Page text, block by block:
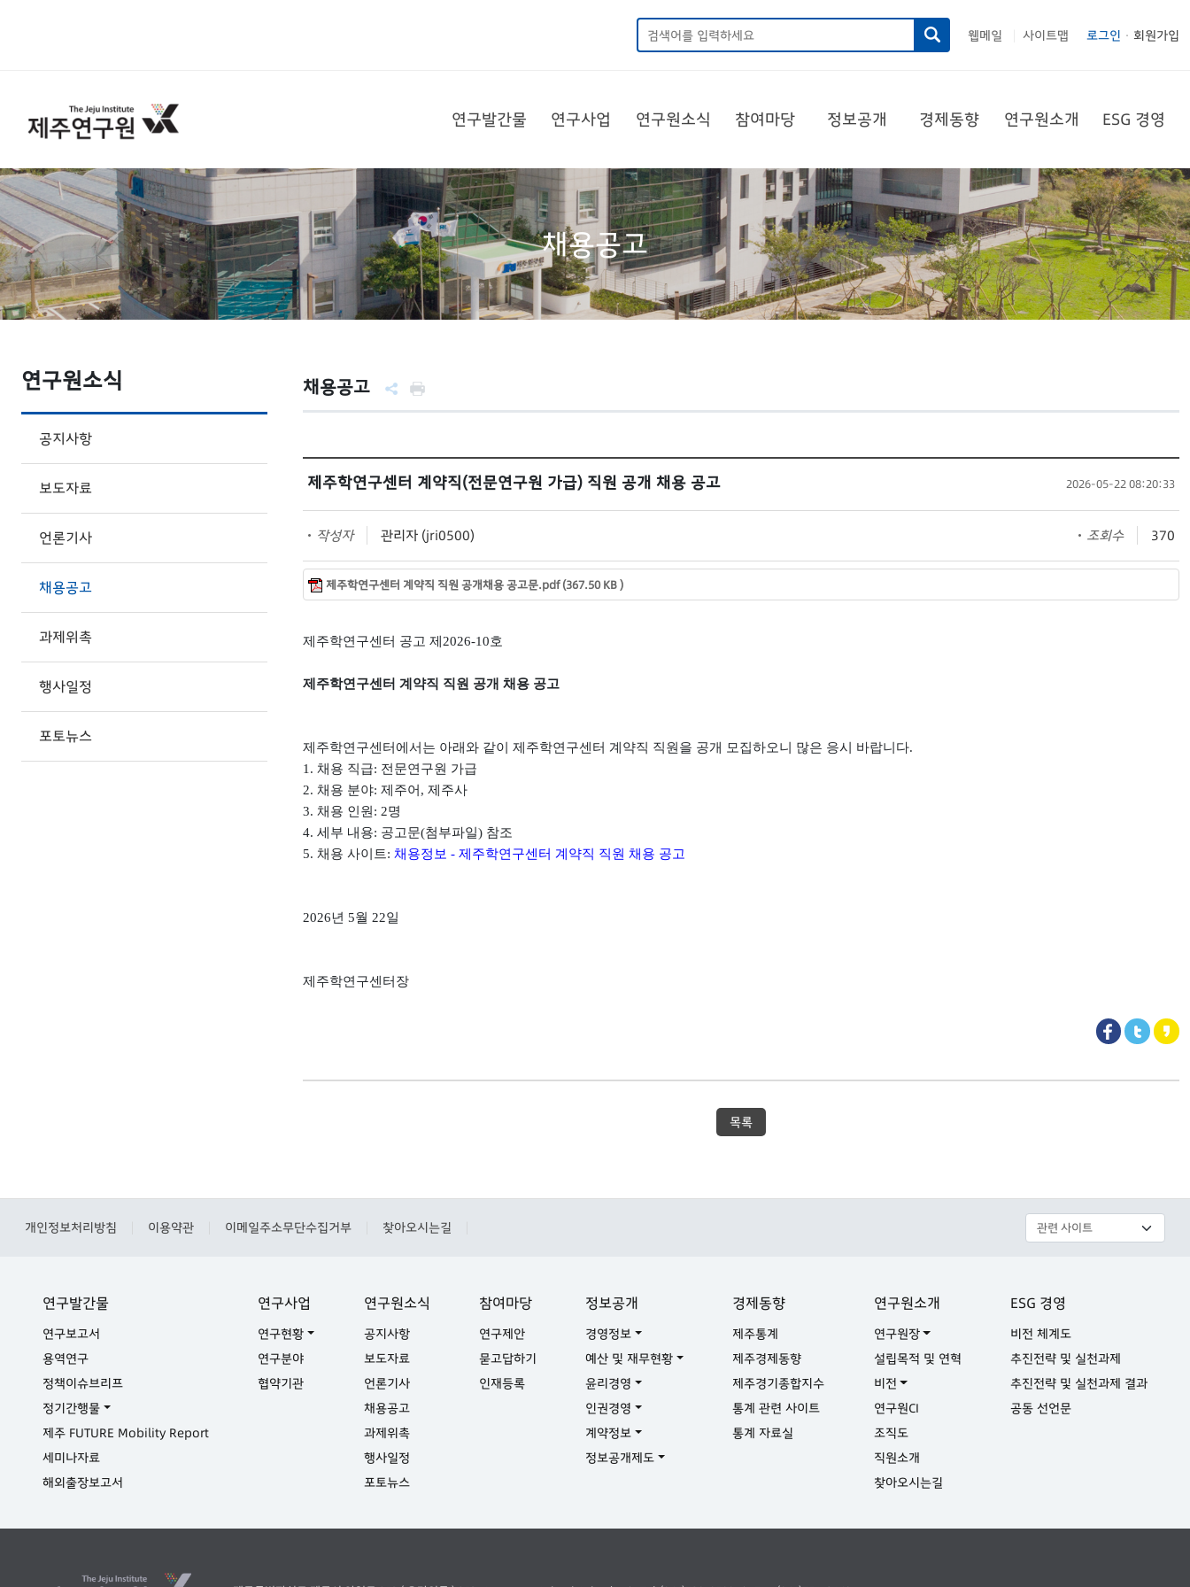
웹메일 사이트맵 로그인 회원가입
연구발간물 연구사업 연구원소식 참여마당 정보공개 경제동향 연구원소개 ESG 경영
채용공고
연구원소식
공지사항
보도자료
언론기사
채용공고
과제위촉
행사일정
포토뉴스
채용공고
제주학연구센터 계약직(전문연구원 가급) 직원 공개 채용 공고 2026-05-22 08:20:33
작성자 관리자 (jri0500) 조회수 370
제주학연구센터 계약직 직원 공개채용 공고문.pdf (367.50 KB )
제주학연구센터 공고 제 2026-10호
제주학연구센터 계약직 직원 공개 채용 공고
제주학연구센터에서는 아래와 같이 제주학연구센터 계약직 직원을 공개 모집하오니 많은 응시 바랍니다.
1. 채용 직급: 전문연구원 가급
2. 채용 분야: 제주어 , 제주사
3. 채용 인원 : 2명
4. 세부 내용: 공고문(첨부파일) 참조
5. 채용 사이트: 채용정보 - 제주학연구센터 계약직 직원 채용 공고
2026년 5월 22일
제주학연구센터장
목록
개인정보처리방침 이용약관 이메일주소무단수집거부 찾아오시는길
연구발간물
연구보고서
용역연구
정책이슈브리프
정기간행물
제주 FUTURE Mobility Report
세미나자료
해외출장보고서
연구사업
연구현황
연구분야
협약기관
연구원소식
공지사항
보도자료
언론기사
채용공고
과제위촉
행사일정
포토뉴스
참여마당
연구제안
묻고답하기
인재등록
정보공개
경영정보
예산 및 재무현황
윤리경영
인권경영
계약정보
정보공개제도
경제동향
제주통계
제주경제동향
제주경기종합지수
통계 관련 사이트
통계 자료실
연구원소개
연구원장
설립목적 및 연혁
비전
연구원CI
조직도
직원소개
찾아오시는길
ESG 경영
비전 체계도
추진전략 및 실천과제
추진전략 및 실천과제 결과
공동 선언문